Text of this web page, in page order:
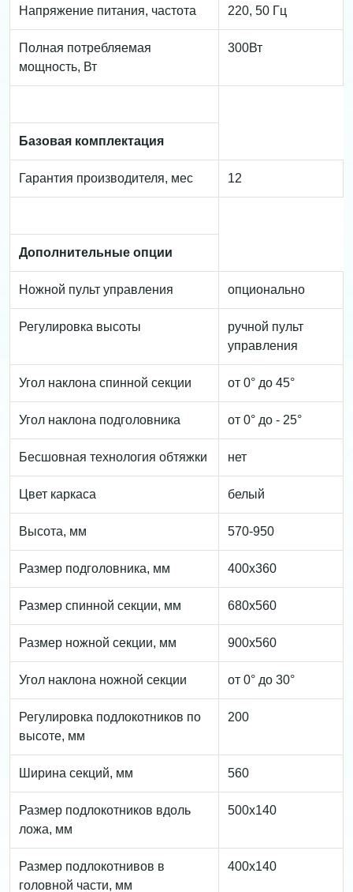
Напряжение питания, частота 220, 50 Гц
Полная потребляемая
мощность, Вт
300Вт
Базовая комплектация
Гарантия производителя, мес 12
Дополнительные опции
Ножной пульт управления опционально
Регулировка высоты
ручной пульт
управления
Угол наклона спинной секции от 0° до 45°
Угол наклона подголовника от 0° до - 25°
Бесшовная технология обтяжки нет
Цвет каркаса белый
Высота, мм 570-950
Размер подголовника, мм 400х360
Размер спинной секции, мм 680х560
Размер ножной секции, мм 900х560
Угол наклона ножной секции от 0° до 30°
Регулировка подлокотников по
высоте, мм
200
Ширина секций, мм 560
Размер подлокотников вдоль
ложа, мм
500х140
Размер подлокотнивов в
головной части, мм
400х140